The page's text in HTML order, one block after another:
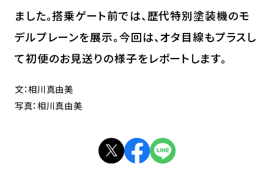
ました。搭乗ゲート前では、歴代特別塗装機のモ
デルプレーンを展示。今回は、オタ目線もプラスし
て初便のお見送りの様子をレポートします。
文：相川真由美
写真：相川真由美